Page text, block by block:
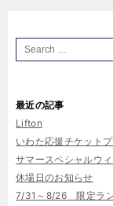
最近の記事
Lifton
いわた応援チケット
サマースペシャルウ
休場日のお知らせ
7/31～8/26 限定ラ